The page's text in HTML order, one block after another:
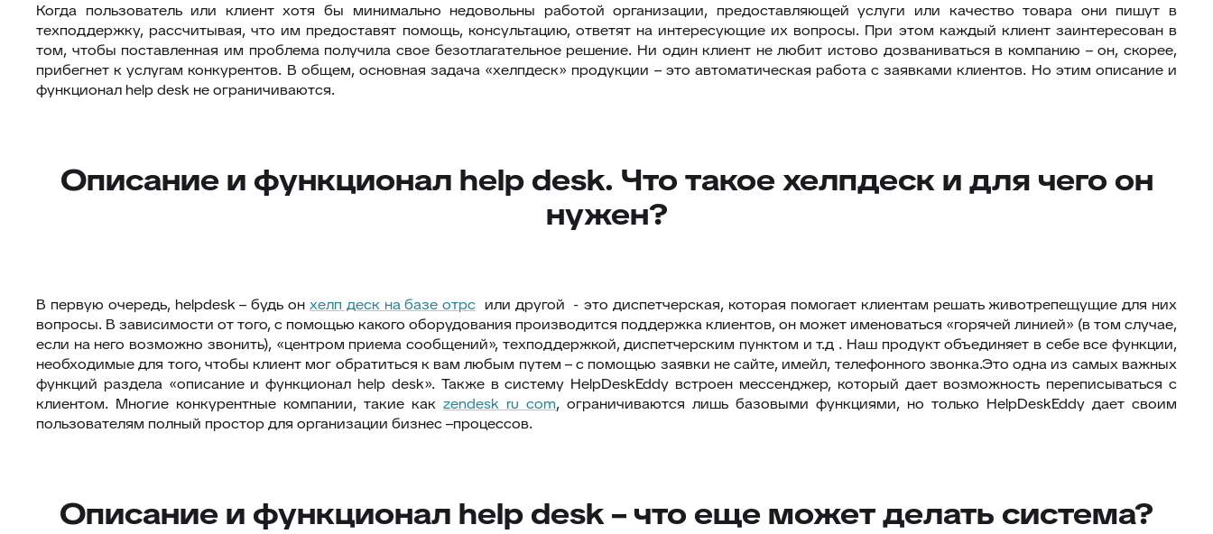
Когда пользователь или клиент хотя бы минимально недовольны работой организации, предоставляющей услуги или качество товара они пишут в
техподдержку, рассчитывая, что им предоставят помощь, консультацию, ответят на интересующие их вопросы. При этом каждый клиент заинтересован в
том, чтобы поставленная им проблема получила свое безотлагательное решение. Ни один клиент не любит истово дозваниваться в компанию – он, скорее,
прибегнет к услугам конкурентов. В общем, основная задача «хелпдеск» продукции – это автоматическая работа с заявками клиентов. Но этим описание и
функционал help desk не ограничиваются.
Описание и функционал help desk. Что такое хелпдеск и для чего он
нужен?
В первую очередь, helpdesk – будь он хелп деск на базе отрс или другой - это диспетчерская, которая помогает клиентам решать животрепещущие для них
вопросы. В зависимости от того, с помощью какого оборудования производится поддержка клиентов, он может именоваться «горячей линией» (в том случае,
если на него возможно звонить), «центром приема сообщений», техподдержкой, диспетчерским пунктом и т.д . Наш продукт объединяет в себе все функции,
необходимые для того, чтобы клиент мог обратиться к вам любым путем – с помощью заявки не сайте, имейл, телефонного звонка.Это одна из самых важных
функций раздела «описание и функционал help desk». Также в систему HelpDeskEddy встроен мессенджер, который дает возможность переписываться с
клиентом. Многие конкурентные компании, такие как zendesk ru com, ограничиваются лишь базовыми функциями, но только HelpDeskEddy дает своим
пользователям полный простор для организации бизнес –процессов.
Описание и функционал help desk – что еще может делать система?